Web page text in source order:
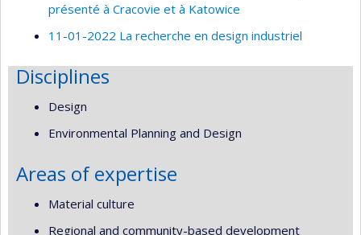
présenté à Cracovie et à Katowice
11-01-2022 La recherche en design industriel
Disciplines
Design
Environmental Planning and Design
Areas of expertise
Material culture
Regional and community-based development